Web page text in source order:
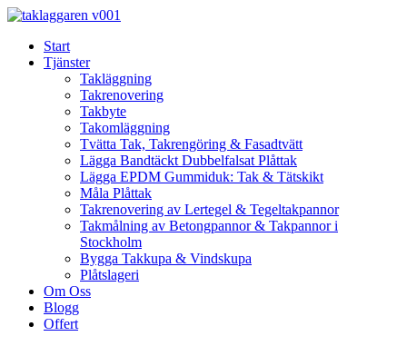
Skip
contentStart
Tjänster
Takläggning
Takrenovering
Takbyte
Takomläggning
Tvätta Tak, Takrengöring & Fasadtvätt
Lägga Bandtäckt Dubbelfalsat Plåttak
Lägga EPDM Gummiduk: Tak & Tätskikt
Måla Plåttak
Takrenovering av Lertegel & Tegeltakpannor
Takmålning av Betongpannor & Takpannor i
Stockholm
Bygga Takkupa & Vindskupa
Plåtslageri
Om Oss
Blogg
Offert